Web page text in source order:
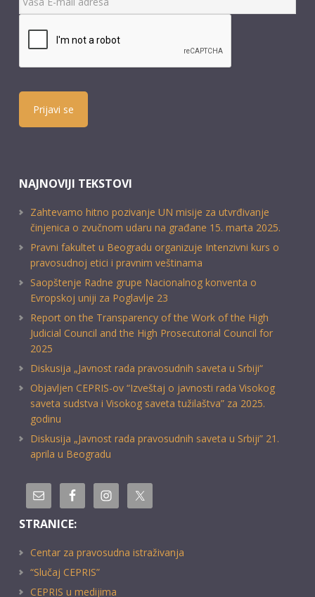
Prijavi se
NAJNOVIJI TEKSTOVI
Zahtevamo hitno pozivanje UN misije za utvrđivanje
činjenica o zvučnom udaru na građane 15. marta 2025.
Pravni fakultet u Beogradu organizuje Intenzivni kurs o
pravosudnoj etici i pravnim veštinama
Saopštenje Radne grupe Nacionalnog konventa o
Evropskoj uniji za Poglavlje 23
Report on the Transparency of the Work of the High
Judicial Council and the High Prosecutorial Council for
2025
Diskusija „Javnost rada pravosudnih saveta u Srbiji“
Objavljen CEPRIS-ov “Izveštaj o javnosti rada Visokog
saveta sudstva i Visokog saveta tužilaštva” za 2025.
godinu
Diskusija „Javnost rada pravosudnih saveta u Srbiji” 21.
aprila u Beogradu
STRANICE:
Centar za pravosudna istraživanja
“Slučaj CEPRIS”
CEPRIS u medijima